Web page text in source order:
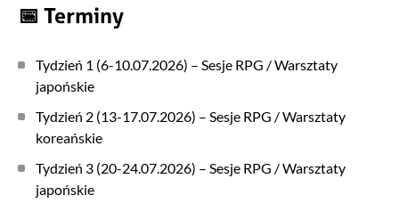
📅 Terminy
Tydzień 1 (6-10.07.2026) – Sesje RPG / Warsztaty
japońskie
Tydzień 2 (13-17.07.2026) – Sesje RPG / Warsztaty
koreańskie
Tydzień 3 (20-24.07.2026) – Sesje RPG / Warsztaty
japońskie